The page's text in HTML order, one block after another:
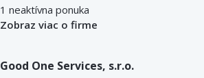
1 neaktívna ponuka
Zobraz viac o firme
Good One Services, s.r.o.